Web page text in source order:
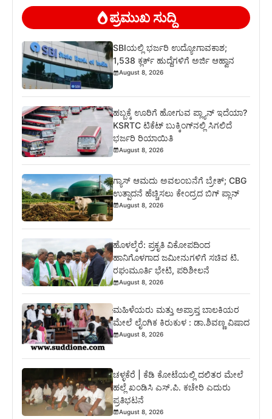
ಪ್ರಮುಖ ಸುದ್ದಿ
SBIಯಲ್ಲಿ ಭರ್ಜರಿ ಉದ್ಯೋಗಾವಕಾಶ;
1,538 ಕ್ಲರ್ಕ್ ಹುದ್ದೆಗಳಿಗೆ ಅರ್ಜಿ ಆಹ್ವಾನ
August 8, 2026
ಹಬ್ಬಕ್ಕೆ ಊರಿಗೆ ಹೋಗುವ ಪ್ಲ್ಯಾನ್ ಇದೆಯಾ?
KSRTC ಟಿಕೆಟ್ ಬುಕ್ಕಿಂಗ್‌ನಲ್ಲಿ ಸಿಗಲಿದೆ
ಭರ್ಜರಿ ರಿಯಾಯಿತಿ
August 8, 2026
ಗ್ಯಾಸ್ ಆಮದು ಅವಲಂಬನೆಗೆ ಬ್ರೇಕ್; CBG
ಉತ್ಪಾದನೆ ಹೆಚ್ಚಿಸಲು ಕೇಂದ್ರದ ಬಿಗ್ ಪ್ಲಾನ್
August 8, 2026
ಹೊಳಲ್ಕೆರೆ: ಪ್ರಕೃತಿ ವಿಕೋಪದಿಂದ
ಹಾನಿಗೊಳಗಾದ ಜಮೀನುಗಳಿಗೆ ಸಚಿವ ಟಿ.
ರಘುಮೂರ್ತಿ ಭೇಟಿ, ಪರಿಶೀಲನೆ
August 8, 2026
ಮಹಿಳೆಯರು ಮತ್ತು ಅಪ್ರಾಪ್ತ ಬಾಲಕಿಯರ
ಮೇಲೆ ಲೈಂಗಿಕ ಕಿರುಕುಳ : ಡಾ.ಶಿವಣ್ಣ ವಿಷಾದ
August 8, 2026
ಚಳ್ಳಕೆರೆ | ಕೆಡಿ ಕೋಟೆಯಲ್ಲಿ ದಲಿತರ ಮೇಲೆ
ಹಲ್ಲೆ ಖಂಡಿಸಿ ಎಸ್.ಪಿ. ಕಚೇರಿ ಎದುರು
ಪ್ರತಿಭಟನೆ
August 8, 2026